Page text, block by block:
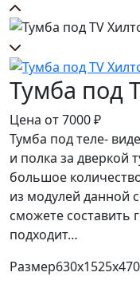
Тумба под
Цена от7000₽
Тумба под теле-
и полка за дверкой
большое
из модулей данной
сможете составить
подходит…
Размер630х1525х470